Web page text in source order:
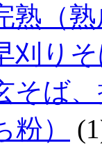
熟（
刈り
そば
）